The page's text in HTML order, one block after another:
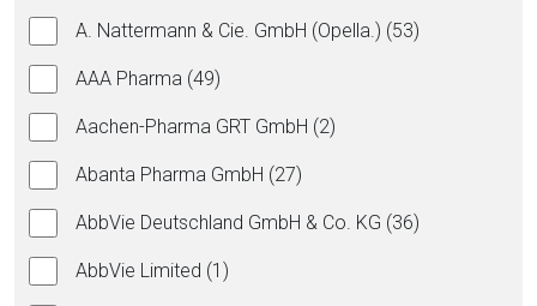
A. Nattermann & Cie. GmbH (Opella.) (53)
AAA Pharma (49)
Aachen-Pharma GRT GmbH (2)
Abanta Pharma GmbH (27)
AbbVie Deutschland GmbH & Co. KG (36)
AbbVie Limited (1)